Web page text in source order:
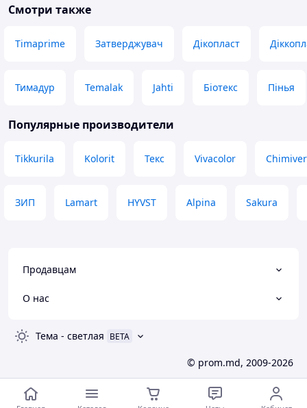
Смотри также
Timaprime Затверджувач Дікопласт
Тимадур Temalak Jahti Біотекс Пінья
Популярные производители
Tikkurila Kolorit Текс Vivacolor Chimiver
ЗИП Lamart HYVST Alpina Sakura
Продавцам
О нас
Тема - светлая BETA
© prom.md, 2009-2026